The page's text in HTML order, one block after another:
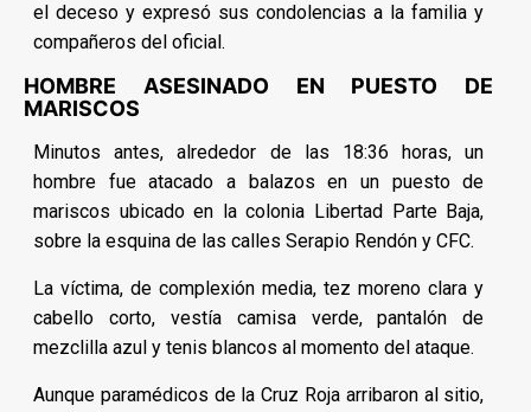
el deceso y expresó sus condolencias a la familia y
compañeros del oficial.
HOMBRE ASESINADO EN PUESTO DE
MARISCOS
Minutos antes, alrededor de las 18:36 horas, un
hombre fue atacado a balazos en un puesto de
mariscos ubicado en la colonia Libertad Parte Baja,
sobre la esquina de las calles Serapio Rendón y CFC.
La víctima, de complexión media, tez moreno clara y
cabello corto, vestía camisa verde, pantalón de
mezclilla azul y tenis blancos al momento del ataque.
Aunque paramédicos de la Cruz Roja arribaron al sitio,